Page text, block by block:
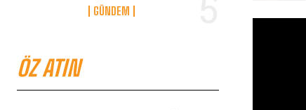
GÜNDEM
ÖZ ATIN